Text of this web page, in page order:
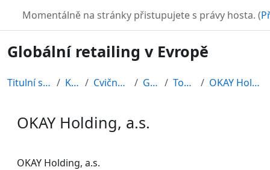
TURBO
Momentálně na stránky přistupujete s právy hosta. (
Globální retailing v Evropě
Titulní stránka Kurzy Cvičné kurzy GRE08 Topic 11 OKAY Holding, a.s.
OKAY Holding, a.s.
OKAY Holding, a.s.